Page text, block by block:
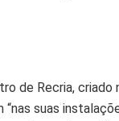
de Recria,
suas